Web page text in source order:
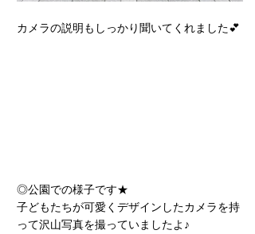
カメラの説明もしっかり聞いてくれました💕
◎公園での様子です★
子どもたちが可愛くデザインしたカメラを持
って沢山写真を撮っていましたよ♪